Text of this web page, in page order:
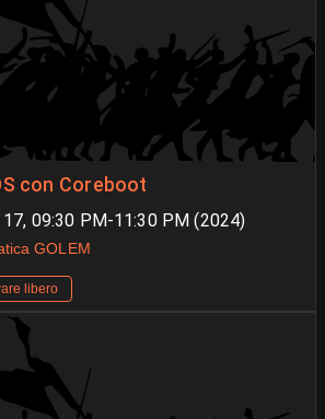
con Coreboot
17, 09:30 PM-11:30 PM (2024)
GOLEM
libero